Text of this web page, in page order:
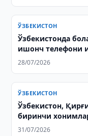
ЎЗБЕКИСТОН
Ўзбекистонда
ишонч телефони
28/07/2026
ЎЗБЕКИСТОН
Ўзбекистон,
биринчи
ташриф буюрди
31/07/2026